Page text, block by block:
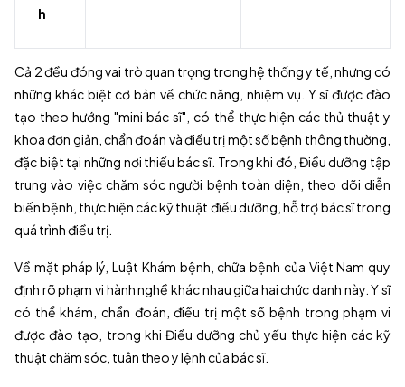
h
Cả 2 đều đóng vai trò quan trọng trong hệ thống y tế, nhưng có
những khác biệt cơ bản về chức năng, nhiệm vụ. Y sĩ được đào
tạo theo hướng "mini bác sĩ", có thể thực hiện các thủ thuật y
khoa đơn giản, chẩn đoán và điều trị một số bệnh thông thường,
đặc biệt tại những nơi thiếu bác sĩ. Trong khi đó, Điều dưỡng tập
trung vào việc chăm sóc người bệnh toàn diện, theo dõi diễn
biến bệnh, thực hiện các kỹ thuật điều dưỡng, hỗ trợ bác sĩ trong
quá trình điều trị.
Về mặt pháp lý, Luật Khám bệnh, chữa bệnh của Việt Nam quy
định rõ phạm vi hành nghề khác nhau giữa hai chức danh này. Y sĩ
có thể khám, chẩn đoán, điều trị một số bệnh trong phạm vi
được đào tạo, trong khi Điều dưỡng chủ yếu thực hiện các kỹ
thuật chăm sóc, tuân theo y lệnh của bác sĩ.